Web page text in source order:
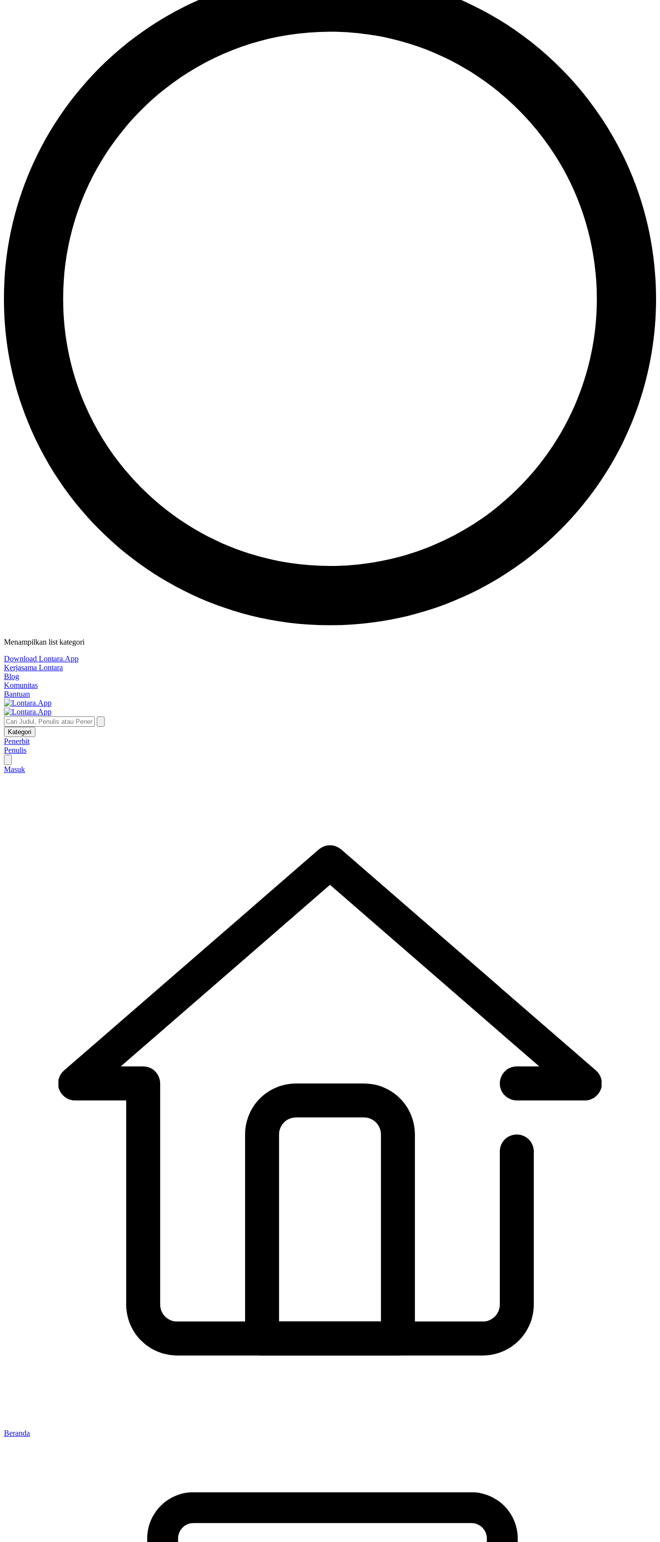
Menampilkan list kategori
Download Lontara.App
Kerjasama Lontara
Blog
Komunitas
Bantuan
Kategori
Penerbit
Penulis
Masuk
Beranda